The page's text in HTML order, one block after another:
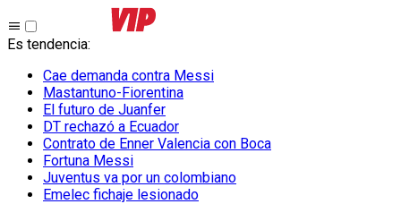
Es tendencia:
Cae demanda contra Messi
Mastantuno-Fiorentina
El futuro de Juanfer
DT rechazó a Ecuador
Contrato de Enner Valencia con Boca
Fortuna Messi
Juventus va por un colombiano
Emelec fichaje lesionado